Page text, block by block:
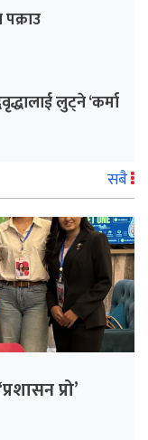
लुट्ने ‘कर्मा
सबै
प्रो’